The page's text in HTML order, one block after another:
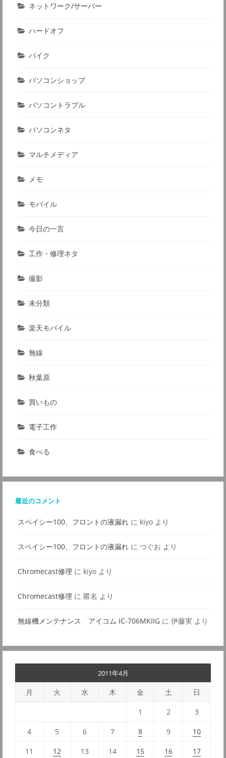
ネットワーク/サーバー
ハードオフ
バイク
パソコンショップ
パソコントラブル
パソコンネタ
マルチメディア
メモ
モバイル
今日の一言
工作・修理ネタ
撮影
未分類
楽天モバイル
無線
秋葉原
買いもの
電子工作
食べる
最近のコメント
スペイシー100、フロントの液漏れ に kiyo より
スペイシー100、フロントの液漏れ に つぐお より
Chromecast修理 に kiyo より
Chromecast修理 に 匿名 より
無線機メンテナンス アイコム IC-706MKIIG に 伊藤実 より
2011年4月
月 火 水 木 金 土 日
1 2 3
4 5 6 7 8 9 10
11 12 13 14 15 16 17